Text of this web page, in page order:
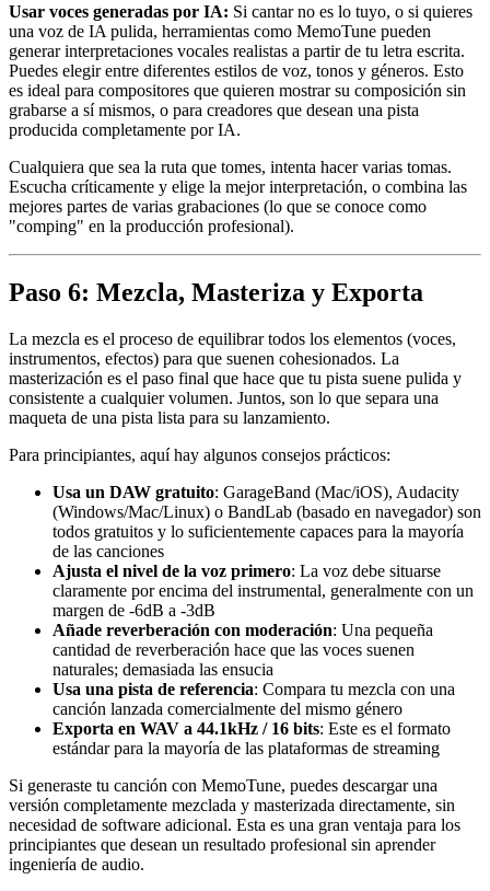
Usar voces generadas por IA: Si cantar no es lo tuyo, o si quieres
una voz de IA pulida, herramientas como MemoTune pueden
generar interpretaciones vocales realistas a partir de tu letra escrita.
Puedes elegir entre diferentes estilos de voz, tonos y géneros. Esto
es ideal para compositores que quieren mostrar su composición sin
grabarse a sí mismos, o para creadores que desean una pista
producida completamente por IA.
Cualquiera que sea la ruta que tomes, intenta hacer varias tomas.
Escucha críticamente y elige la mejor interpretación, o combina las
mejores partes de varias grabaciones (lo que se conoce como
"comping" en la producción profesional).
Paso 6: Mezcla, Masteriza y Exporta
La mezcla es el proceso de equilibrar todos los elementos (voces,
instrumentos, efectos) para que suenen cohesionados. La
masterización es el paso final que hace que tu pista suene pulida y
consistente a cualquier volumen. Juntos, son lo que separa una
maqueta de una pista lista para su lanzamiento.
Para principiantes, aquí hay algunos consejos prácticos:
Usa un DAW gratuito: GarageBand (Mac/iOS), Audacity
(Windows/Mac/Linux) o BandLab (basado en navegador) son
todos gratuitos y lo suficientemente capaces para la mayoría
de las canciones
Ajusta el nivel de la voz primero: La voz debe situarse
claramente por encima del instrumental, generalmente con un
margen de -6dB a -3dB
Añade reverberación con moderación: Una pequeña
cantidad de reverberación hace que las voces suenen
naturales; demasiada las ensucia
Usa una pista de referencia: Compara tu mezcla con una
canción lanzada comercialmente del mismo género
Exporta en WAV a 44.1kHz / 16 bits: Este es el formato
estándar para la mayoría de las plataformas de streaming
Si generaste tu canción con MemoTune, puedes descargar una
versión completamente mezclada y masterizada directamente, sin
necesidad de software adicional. Esta es una gran ventaja para los
principiantes que desean un resultado profesional sin aprender
ingeniería de audio.